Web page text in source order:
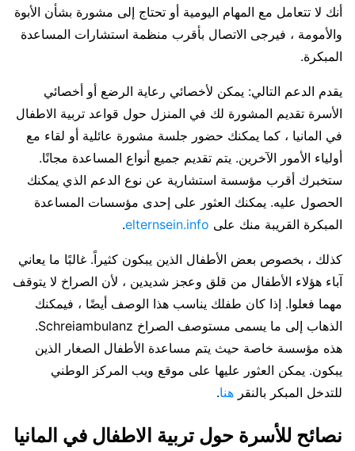
أنك لا تتعامل مع المهام اليومية أو تحتاج إلى مشورة بشأن الأبوة
والأمومة ، فيرجى الاتصال بأقرب منظمة استشارات المساعدة
المبكرة.
يقدم الدعم التالي: يمكن لأخصائي رعاية الرضع أو أخصائي
الأسرة تقديم المشورة لك في المنزل حول قواعد تربية الاطفال
في المانيا ، كما يمكنك حضور جلسة مشورة عائلية أو لقاء مع
أولياء الأمور الآخرين. يتم تقديم جميع أنواع المساعدة مجانًا.
ستخبرك أقرب مؤسسة استشارية عن نوع الدعم الذي يمكنك
الحصول عليه. يمكنك العثور على إحدى مؤسسات المساعدة
المبكرة القريبة منك على elternsein.info
.
كذلك ، بخصوص بعض الأطفال الذين يبكون كثيراً. غالبًا ما يعاني
آباء هؤلاء الأطفال من قلق وعجز شديدين ، لأن الصراخ لا يتوقف
مهما فعلوا. إذا كان طفلك يناسب هذا الوصف أيضًا ، فيمكنك
الذهاب إلى ما يسمى مستوصف الصراخ Schreiambulanz.
هذه مؤسسة خاصة حيث يتم مساعدة الأطفال الصغار الذين
يبكون. يمكن العثور عليها على موقع ويب المركز الوطني
للتدخل المبكر بالنقر هنا.
نصائح للأسرة حول تربية الاطفال في المانيا